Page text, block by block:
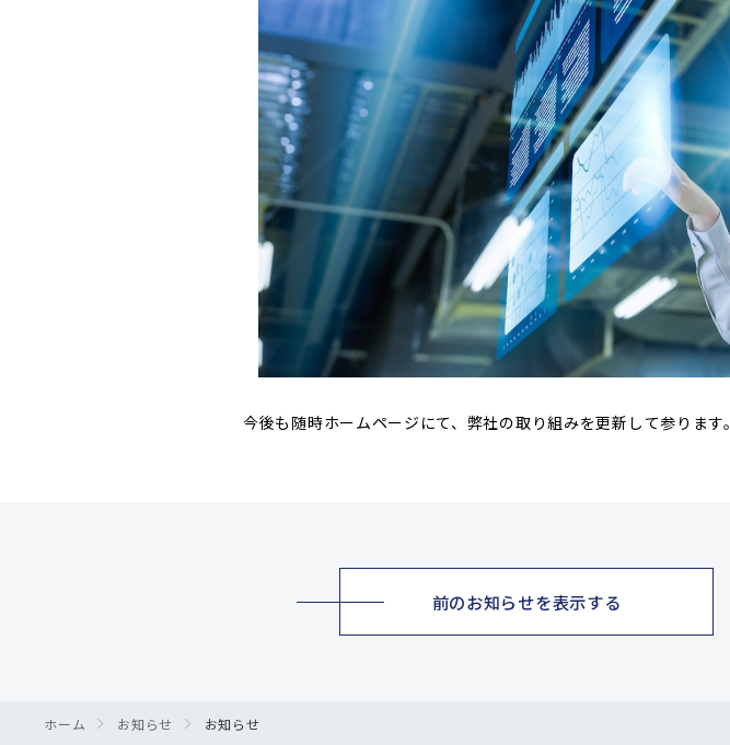
今後も随時ホームページにて、弊社の取り組みを更新して参ります。
前のお知らせを表示する
ホーム お知らせ お知らせ